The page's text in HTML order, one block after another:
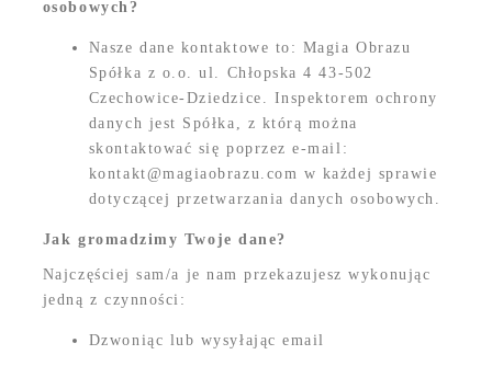
osobowych?
Nasze dane kontaktowe to: Magia Obrazu
Spółka z o.o. ul. Chłopska 4 43-502
Czechowice-Dziedzice. Inspektorem ochrony
danych jest Spółka, z którą można
skontaktować się poprzez e-mail:
kontakt@magiaobrazu.com w każdej sprawie
dotyczącej przetwarzania danych osobowych.
Jak gromadzimy Twoje dane?
Najczęściej sam/a je nam przekazujesz wykonując
jedną z czynności:
Dzwoniąc lub wysyłając email